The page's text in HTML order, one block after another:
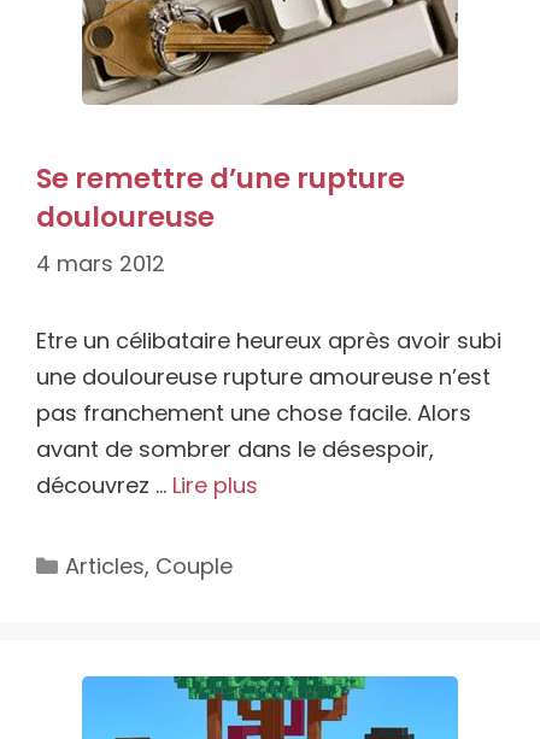
Se remettre d’une rupture
douloureuse
4 mars 2012
Etre un célibataire heureux après avoir subi
une douloureuse rupture amoureuse n’est
pas franchement une chose facile. Alors
avant de sombrer dans le désespoir,
découvrez … Lire plus
Catégories
Articles, Couple